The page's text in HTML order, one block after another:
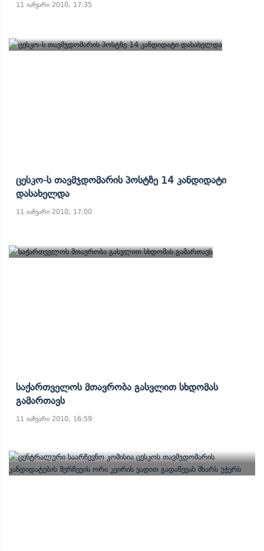
11 იანვარი 2010, 17:35
Ცესკო-Ს Თავმჯდომარის Პოსტზე 14 Კანდიდატი
Დასახელდა
11 იანვარი 2010, 17:00
Საქართველოს Მთავრობა Გასვლით Სხდომას
Გამართავს
11 იანვარი 2010, 16:59